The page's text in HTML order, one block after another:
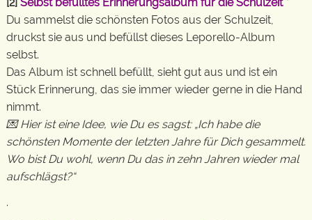
Du sammelst die schönsten Fotos aus der Schulzeit,
druckst sie aus und befüllst dieses Leporello-Album
selbst.
Das Album ist schnell befüllt, sieht gut aus und ist ein
Stück Erinnerung, das sie immer wieder gerne in die Hand
nimmt.
💌 Hier ist eine Idee, wie Du es sagst: „Ich habe die
schönsten Momente der letzten Jahre für Dich gesammelt.
Wo bist Du wohl, wenn Du das in zehn Jahren wieder mal
aufschlägst?“
.